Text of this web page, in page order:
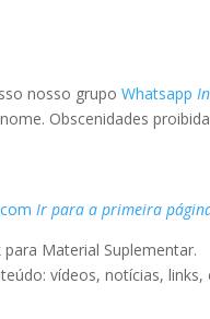
nosso grupoWhatsapp
Obscenidades
Ir para a primeira
para Material Suplementar.
vídeos, notícias, links,